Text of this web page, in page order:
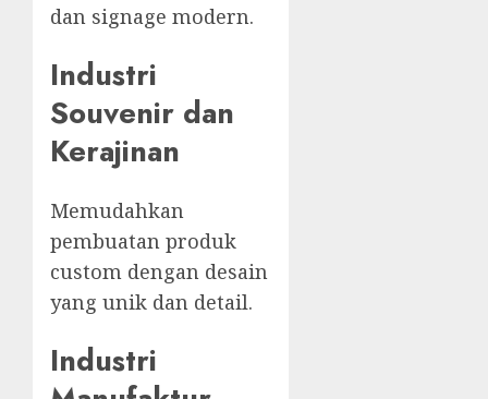
dan signage modern.
Industri
Souvenir dan
Kerajinan
Memudahkan
pembuatan produk
custom dengan desain
yang unik dan detail.
Industri